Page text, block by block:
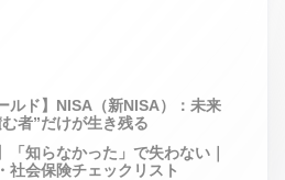
ルド】NISA（新NISA）：未来
者”だけが生き残る
「知らなかった」で失わない｜
社会保険チェックリスト